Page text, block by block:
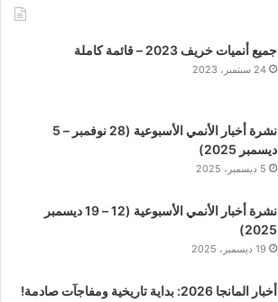
جميع أنميات خريف 2023 – قائمة كاملة
24 سبتمبر، 2023
نشرة أخبار الأنمي الأسبوعية (28 نوفمبر – 5
ديسمبر 2025)
5 ديسمبر، 2025
نشرة أخبار الأنمي الأسبوعية (12 – 19 ديسمبر
2025)
19 ديسمبر، 2025
أخبار المانجا 2026: بداية تاريخية ومفاجآت صادمة!